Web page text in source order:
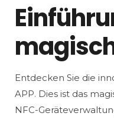
Entdecken Sie die
APP. Dies ist das
NFC-